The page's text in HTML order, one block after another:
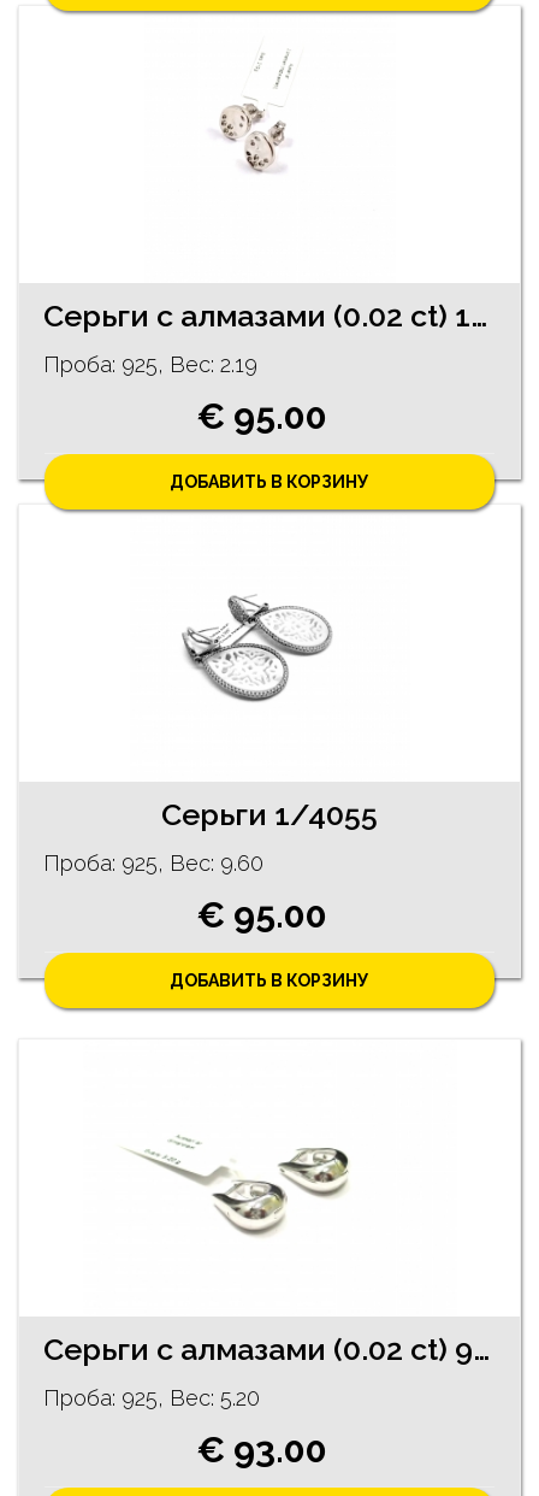
Cерьги c алмазaми (0.02 ct) 102/5755
Проба: 925, Bес: 2.19
€ 95.00
ДОБАВИТЬ В КОРЗИНУ
Cерьги 1/4055
Проба: 925, Bес: 9.60
€ 95.00
ДОБАВИТЬ В КОРЗИНУ
Ceрьги с алмазами (0.02 ct) 96/5755
Проба: 925, Bес: 5.20
€ 93.00